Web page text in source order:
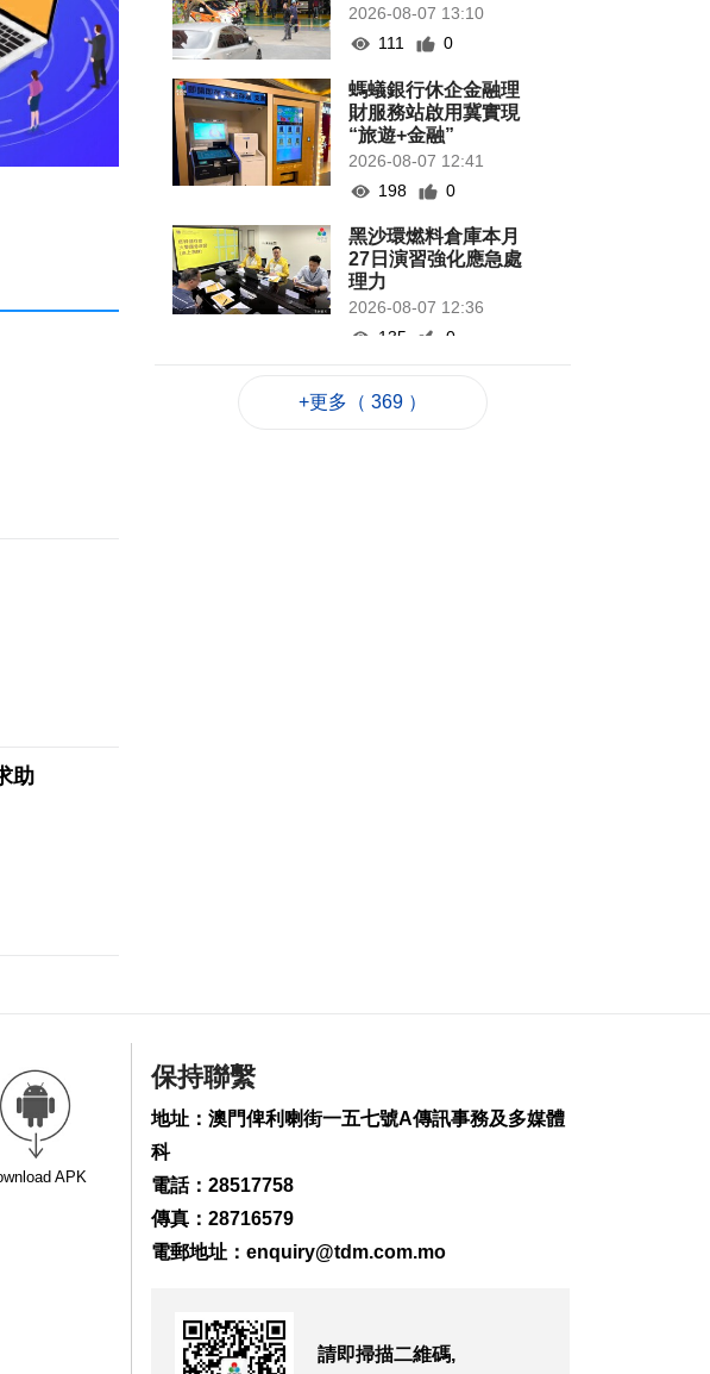
助
2026-08-07 13:10
111
0
螞蟻銀行休企金融理
財服務站啟用冀實現
“旅遊+金融”
2026-08-07 12:41
198
0
黑沙環燃料倉庫本月
27日演習強化應急處
理力
2026-08-07 12:36
135
0
死20傷 槍手在逃
業界冀培訓專項認證
2026-08-07 10:49
+更多（ 369 ）
APK
保持聯繫
地址：澳門俾利喇街一五七號A傳訊事務及多媒體
科
電話：28517758
傳真：28716579
電郵地址： enquiry@tdm.com.mo
請即掃描二維碼,